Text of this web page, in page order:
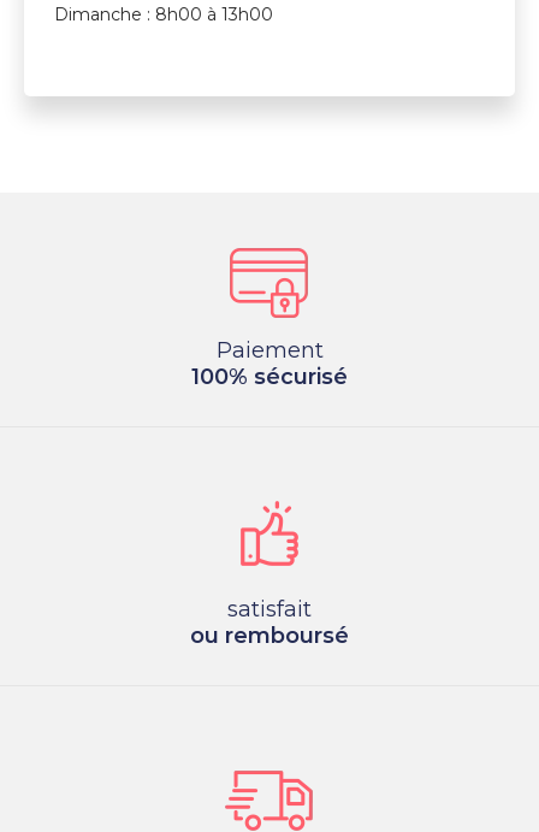
Dimanche : 8h00 à 13h00
Paiement
100% sécurisé
satisfait
ou remboursé